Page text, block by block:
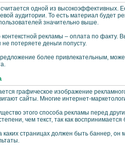
одной из высокоэффективных.
аудитории. То есть материал будет
значительно выше.
рекламы – оплата по факту.
потеряете деньги попусту.
более привлекательным,
графическое изображение
сайты. Многие интернет-
этого способа рекламы перед
чем текст, так как воспринимается
каких страницах должен быть баннер,